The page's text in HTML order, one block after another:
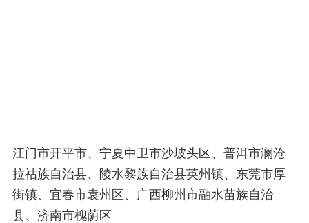
江门市开平市、宁夏中卫市沙坡头区、普洱市澜沧
拉祜族自治县、陵水黎族自治县英州镇、东莞市厚
街镇、宜春市袁州区、广西柳州市融水苗族自治
县、济南市槐荫区